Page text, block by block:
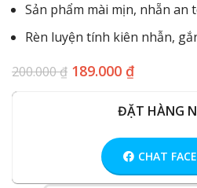
Sản phẩm mài mịn, nhẵn an
Rèn luyện tính kiên nhẫn,
200.000₫ 189.000 ₫
ĐẶT HÀNG
CHAT